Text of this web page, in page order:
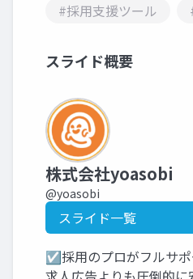
#採用支援ツール
スライド概要
株式会社yoasobi
@yoasobi
スライド一覧
☑採用のプロがフルサ